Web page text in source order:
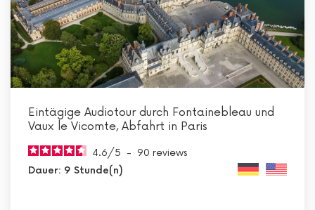
Eintägige Audiotour durch Fontainebleau und
Vaux le Vicomte, Abfahrt in Paris
4.6/5 - 90 reviews
Dauer: 9 Stunde(n)